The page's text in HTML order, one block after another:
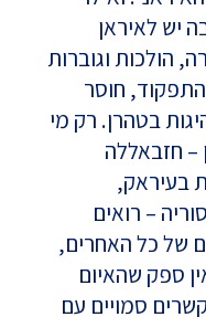
יש לאיראן
הולכות וגוברות
חוסר
בטהרן. רק מי
– חזבאללה
בעיראק,
– רואים
של כל האחרים,
ספק שהאיום
סמויים עם